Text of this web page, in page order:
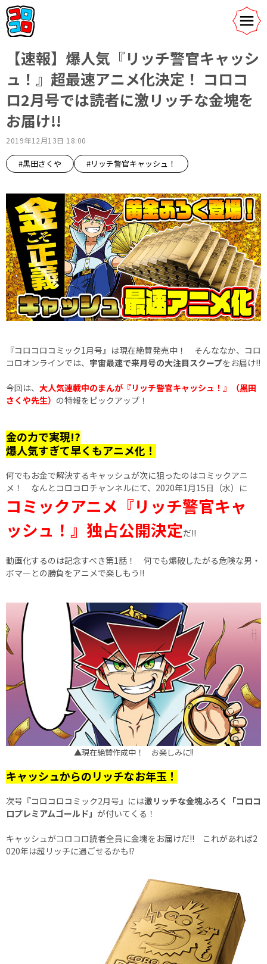
【速報】爆人気『リッチ警官キャッシ
ュ！』超最速アニメ化決定！ コロコ
ロ2月号では読者に激リッチな金塊を
お届け!!
2019年12月13日 18:00
#黒田さくや #リッチ警官キャッシュ！
『コロコロコミック1月号』は現在絶賛発売中！ そんななか、コロ
コロオンラインでは、 宇宙最速で来月号の大注目スクープをお届け!!
今回は、 大人気連載中のまんが『リッチ警官キャッシュ！』（黒田
さくや先生） の特報をピックアップ！
金の力で実現!?
爆人気すぎて早くもアニメ化！
何でもお金で解決するキャッシュが次に狙ったのはコミックアニ
メ！ なんとコロコロチャンネルにて、2020年1月15日（水）に
コミックアニメ『リッチ警官キャ
ッシュ！』独占公開決定だ!!
動画化するのは記念すべき第1話！ 何でも爆破したがる危険な男・
ボマーとの勝負をアニメで楽しもう!!
▲現在絶賛作成中！ お楽しみに!!
キャッシュからのリッチなお年玉！
次号『コロコロコミック2月号』には激リッチな金塊ふろく「コロコ
ロプレミアムゴールド」 が付いてくる！
キャッシュがコロコロ読者全員に金塊をお届けだ!! これがあれば2
020年は超リッチに過ごせるかも!?